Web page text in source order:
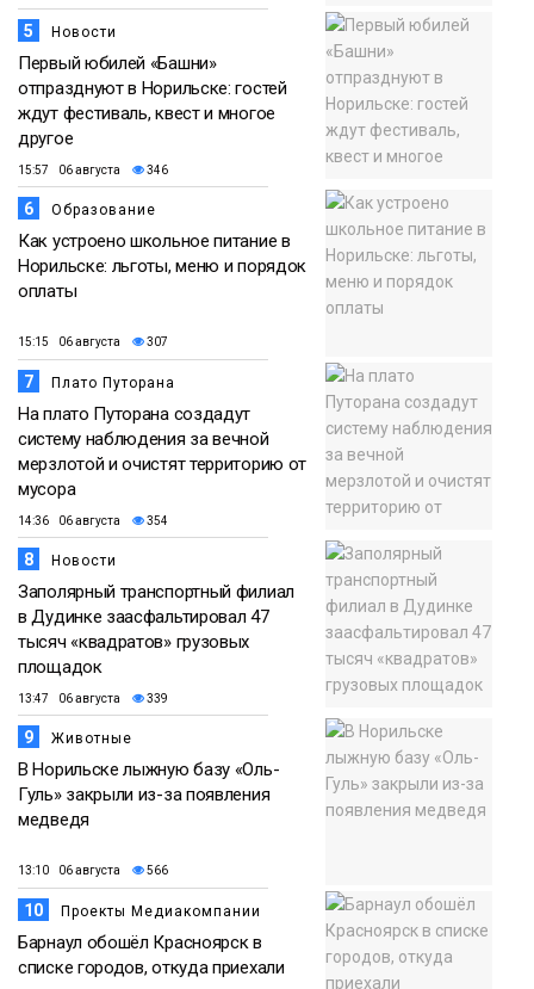
5 Новости
Первый юбилей «Башни»
отпразднуют в Норильске: гостей
ждут фестиваль, квест и многое
другое
15:57 06 августа 346
6 Образование
Как устроено школьное питание в
Норильске: льготы, меню и порядок
оплаты
15:15 06 августа 307
7 Плато Путорана
На плато Путорана создадут
систему наблюдения за вечной
мерзлотой и очистят территорию от
мусора
14:36 06 августа 354
8 Новости
Заполярный транспортный филиал
в Дудинке заасфальтировал 47
тысяч «квадратов» грузовых
площадок
13:47 06 августа 339
9 Животные
В Норильске лыжную базу «Оль-
Гуль» закрыли из-за появления
медведя
13:10 06 августа 566
10 Проекты Медиакомпании
Барнаул обошёл Красноярск в
списке городов, откуда приехали